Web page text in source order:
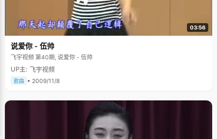
了，只能因势利导了，"查方梅说，"虽然我们是在高三毕业以后才在一起
的，但是之前爸爸就已经给我做过很多相关思想工作了，他不反对我们年轻
人有这方面的感情，但是通过一些实例，让我明白人生变化还是很大的，教
我多一些考虑事情的方式方法，把自己该做的事情列出一个轻重缓急来，学
习还是应该放在第一位的。" 第一次谈恋爱的感觉还是很美好的，查方梅带着
一些小女孩的羞涩说，两个人在一起以后，反而更不容易分心了，感觉一起
努力，做什么事情都更有动力了。看着眼前信心满满的女孩子，正是纯真浪
漫的时候，希望一切都如她所期望的那么美好。
03:56
说爱你 - 伍帅
飞宇视频 第40期, 说爱你 - 伍帅
UP主: 飞宇视频
歌曲 • 2009/11/8